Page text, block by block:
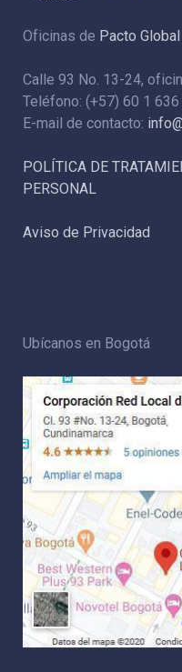
Oficinas de Pacto
Calle 93 No. 13-24,
Teléfono: (+57) 60 1
E-mail de contacto:
POLÍTICA DE
PERSONAL
Aviso de Privacidad
Ubícanos en Bogotá